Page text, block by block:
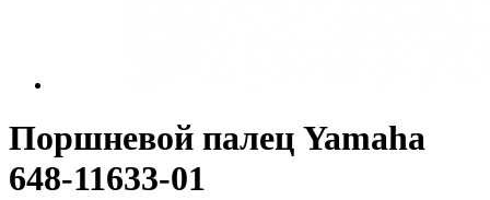
Поршневой палец Yamaha
648-11633-01